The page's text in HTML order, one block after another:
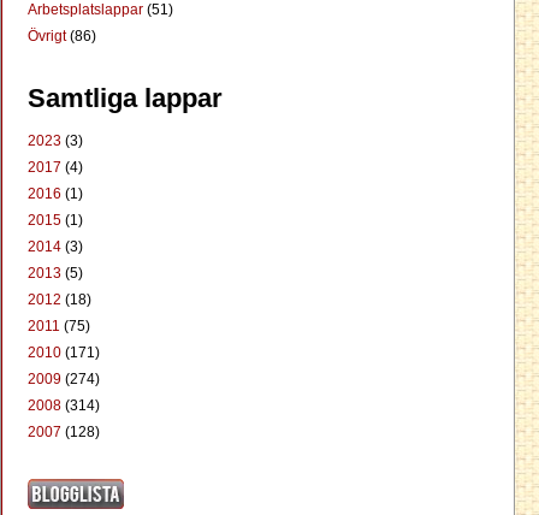
Arbetsplatslappar (51)
Övrigt(86)
Samtliga lappar
2023 (3)
2017 (4)
2016 (1)
2015 (1)
2014 (3)
2013 (5)
2012 (18)
2011 (75)
2010 (171)
2009 (274)
2008 (314)
2007 (128)